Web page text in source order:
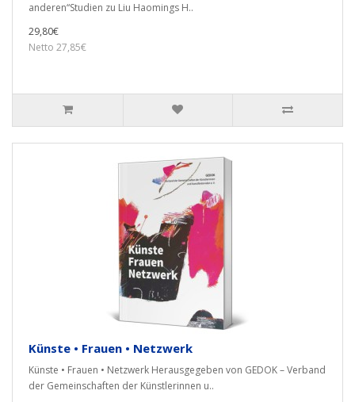
anderen“Studien zu Liu Haomings H..
29,80€
Netto 27,85€
Künste • Frauen • Netzwerk
Künste • Frauen • Netzwerk Herausgegeben von GEDOK – Verband
der Gemeinschaften der Künstlerinnen u..